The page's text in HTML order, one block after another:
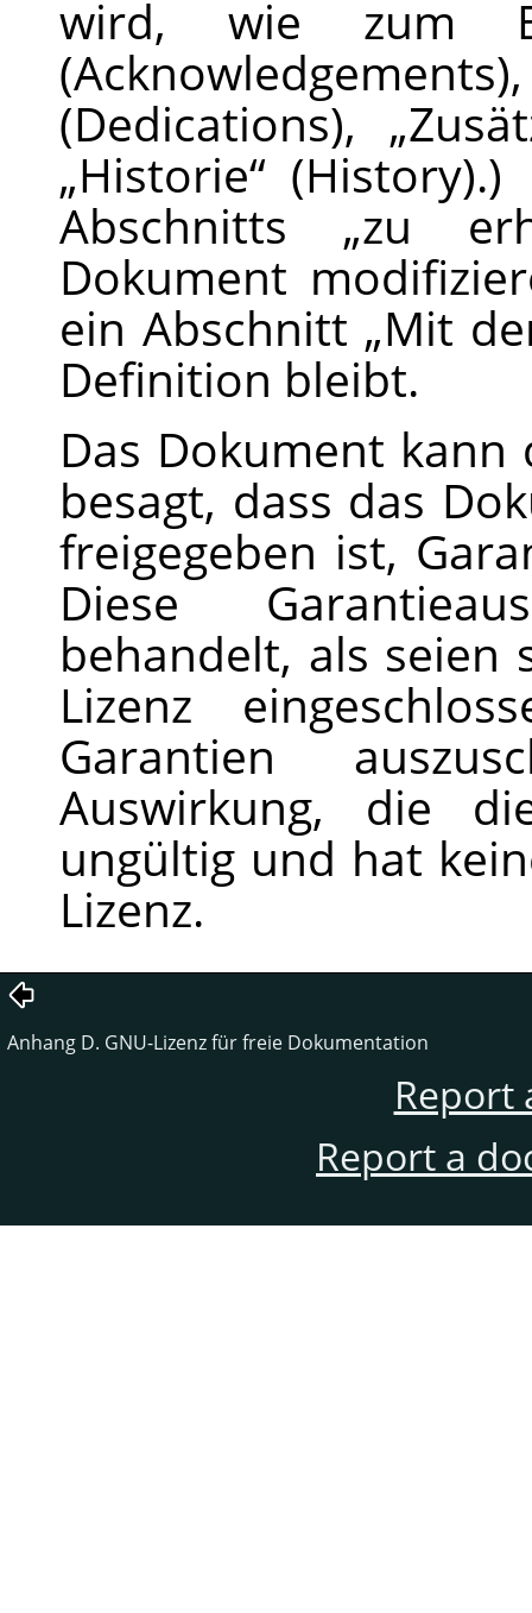
wird, wie zum
(Dedications), „
„Historie“
Abschnitts „zu
Dokument
ein Abschnitt „Mit
Definition bleibt.
Das Dokument
besagt, dass das
freigegeben ist,
Diese
behandelt, als seien
Lizenz
Garantien
Auswirkung, die
ungültig und hat
Lizenz.
Anhang D. GNU-Lizenz für freie Dokumentation
Report
Report a